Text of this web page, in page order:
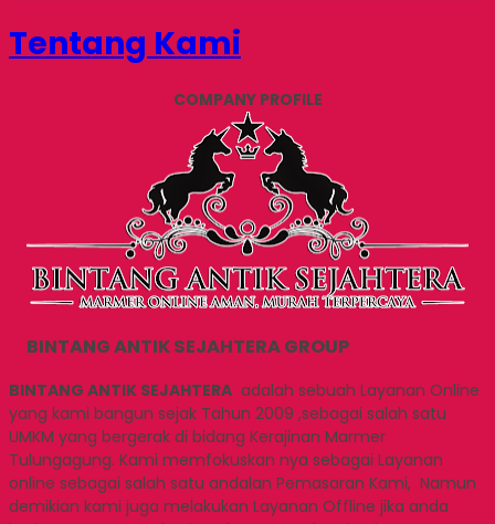
Tentang Kami
COMPANY PROFILE
BINTANG ANTIK SEJAHTERA GROUP
BINTANG ANTIK SEJAHTERA adalah sebuah Layanan Online
yang kami bangun sejak Tahun 2009 ,sebagai salah satu
UMKM yang bergerak di bidang Kerajinan Marmer
Tulungagung. Kami memfokuskan nya sebagai Layanan
online sebagai salah satu andalan Pemasaran Kami, Namun
demikian kami juga melakukan Layanan Offline jika anda